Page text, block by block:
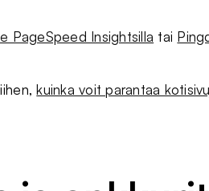
PageSpeed Insightsilla tai
kuinka voit parantaa